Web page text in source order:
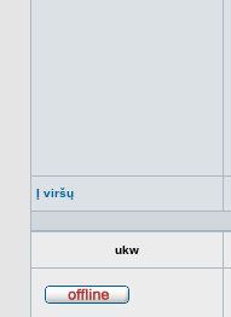
Į viršų
ukw